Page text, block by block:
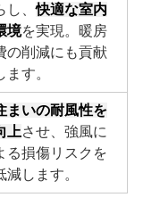
し、快適な室内
境を実現。暖房
の削減にも貢献
ます。
まいの耐風性を
上させ、強風に
る損傷リスクを
減します。